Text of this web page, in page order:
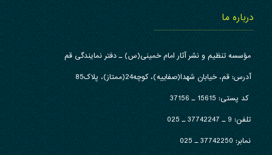
درباره ما
مؤسسه تنظیم و نشر آثار امام خمینی(س) ـ دفتر نمایندگی قم
آدرس: قم، خیابان شهدا(صفاییه)، کوچه24(ممتاز)، پلاک85
کد پستی: 15615 ـ 37156
تلفن: 9 ـ 37742247 ـ 025
نمابر: